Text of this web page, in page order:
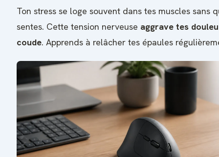
Ton stress se loge souvent dans tes muscles sans
sentes. Cette tension nerveuse aggrave tes
coude. Apprends à relâcher tes épaules